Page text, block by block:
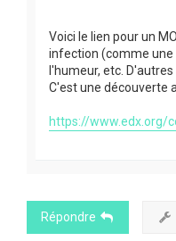
Voici le lien pour un
infection (comme une
l'humeur, etc.
C'est une découverte
https://www.edx.org/
Répondre